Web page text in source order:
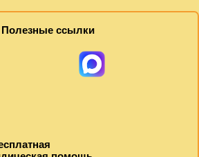
Полезные ссылки